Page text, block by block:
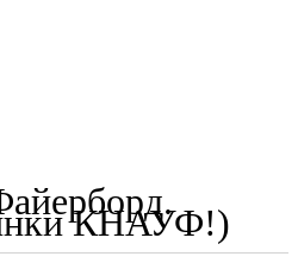
КНАУФ!)